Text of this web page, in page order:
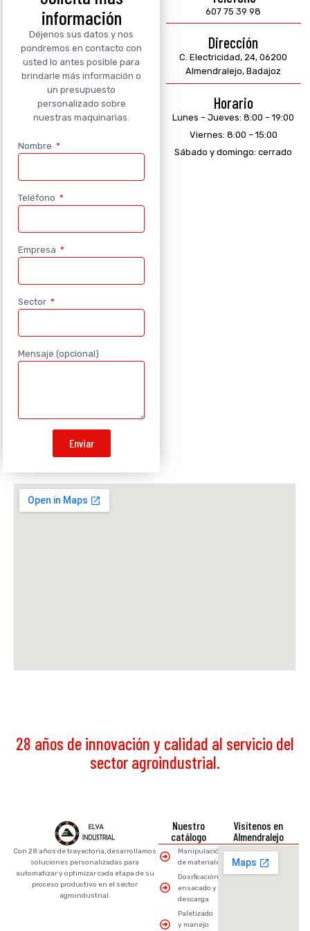
información
Déjenos sus datos y nos
pondremos en contacto con
usted lo antes posible para
brindarle más información o
un presupuesto
personalizado sobre
nuestras maquinarias.
Nombre
Teléfono
Empresa
Sector
Mensaje (opcional)
Enviar
607 75 39 98
Dirección
C. Electricidad, 24, 06200
Almendralejo, Badajoz
Horario
Lunes – Jueves: 8:00 – 19:00
Viernes: 8:00 – 15:00
Sábado y domingo: cerrado
28 años de innovación y calidad al servicio del
sector agroindustrial.
Con 28 años de trayectoria, desarrollamos
soluciones personalizadas para
automatizar y optimizar cada etapa de su
proceso productivo en el sector
agroindustrial.
Nuestro
catálogo
Manipulación
de materiales
Dosificación,
ensacado y
descarga
Paletizado
y manejo
Visítenos en
Almendralejo